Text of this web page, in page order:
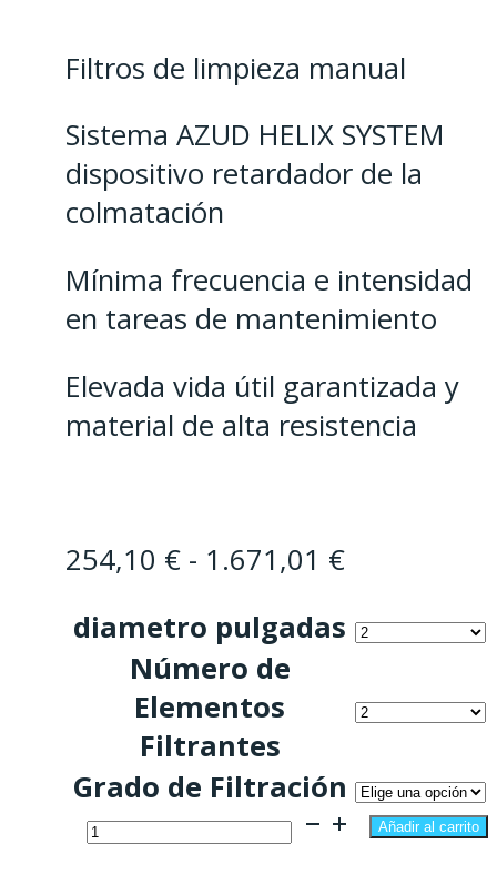
Filtros de limpieza manual
Sistema AZUD HELIX SYSTEM
dispositivo retardador de la
colmatación
Mínima frecuencia e intensidad
en tareas de mantenimiento
Elevada vida útil garantizada y
material de alta resistencia
254,10 € - 1.671,01 €Rango
precios:
254,10 €
1.671,01 €
diametro pulgadas
Número de
Elementos
Filtrantes
Grado de Filtración
Filtro
Añadir al carrito